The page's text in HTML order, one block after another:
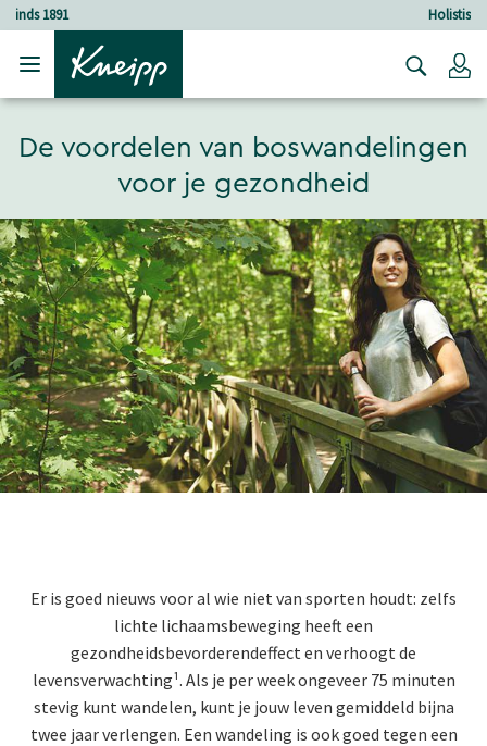
Verder gaan naar hoofdinhoud.
Verder gaan naar de footer
De voordelen van boswandelingen
voor je gezondheid
Er is goed nieuws voor al wie niet van sporten houdt: zelfs
lichte lichaamsbeweging heeft een
gezondheidsbevorderendeffect en verhoogt de
levensverwachting¹. Als je per week ongeveer 75 minuten
stevig kunt wandelen, kunt je jouw leven gemiddeld bijna
twee jaar verlengen. Een wandeling is ook goed tegen een